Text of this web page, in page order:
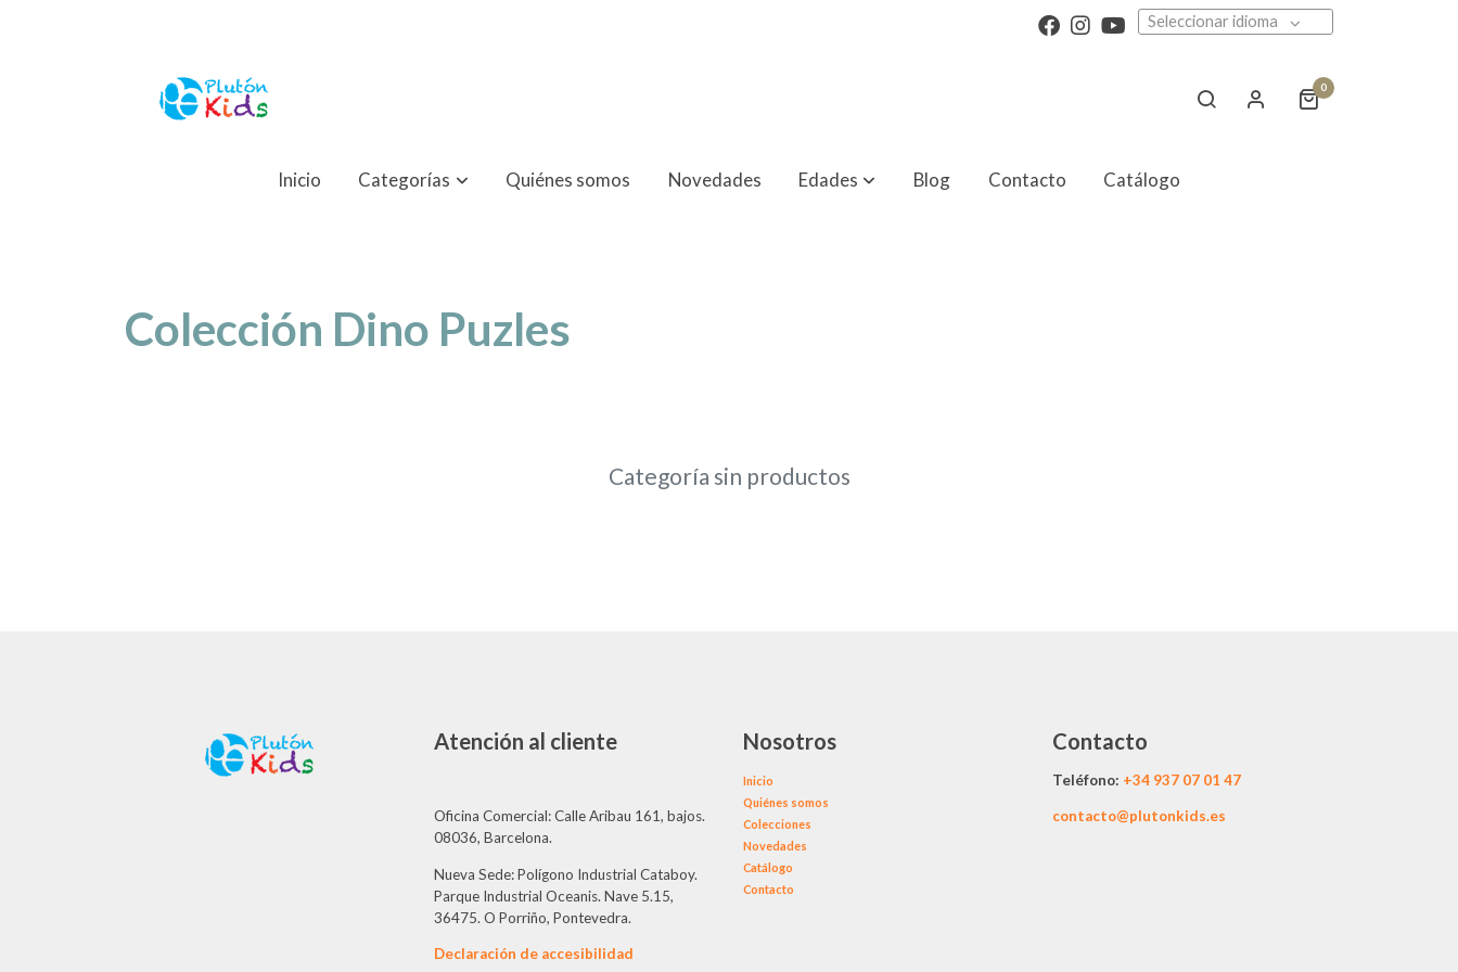
Seleccionar idioma
0
Inicio Categorías Quiénes somos Novedades Edades Blog Contacto Catálogo
Colección Dino Puzles
Categoría sin productos
Atención al cliente
Oficina Comercial: Calle Aribau 161, bajos.
08036, Barcelona.
Nueva Sede: Polígono Industrial Cataboy.
Parque Industrial Oceanis. Nave 5.15,
36475. O Porriño, Pontevedra.
Declaración de accesibilidad
Nosotros
Inicio
Quiénes somos
Colecciones
Novedades
Catálogo
Contacto
Contacto
Teléfono: +34 937 07 01 47
contacto@plutonkids.es